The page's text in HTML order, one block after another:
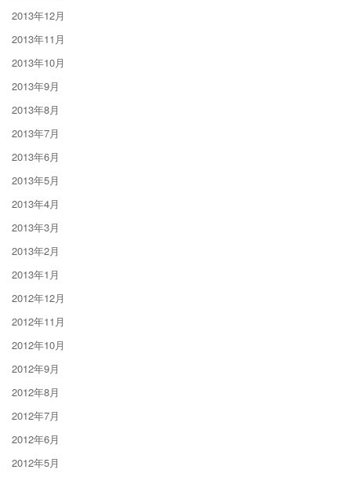
2013年12月
2013年11月
2013年10月
2013年9月
2013年8月
2013年7月
2013年6月
2013年5月
2013年4月
2013年3月
2013年2月
2013年1月
2012年12月
2012年11月
2012年10月
2012年9月
2012年8月
2012年7月
2012年6月
2012年5月